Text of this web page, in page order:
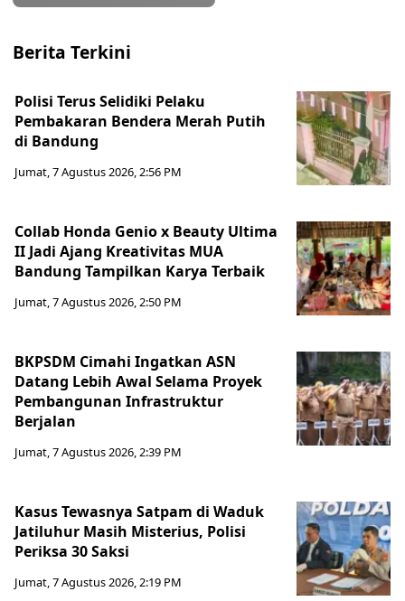
Berita Terkini
Polisi Terus Selidiki Pelaku
Pembakaran Bendera Merah Putih
di Bandung
Jumat, 7 Agustus 2026, 2:56 PM
Collab Honda Genio x Beauty Ultima
II Jadi Ajang Kreativitas MUA
Bandung Tampilkan Karya Terbaik
Jumat, 7 Agustus 2026, 2:50 PM
BKPSDM Cimahi Ingatkan ASN
Datang Lebih Awal Selama Proyek
Pembangunan Infrastruktur
Berjalan
Jumat, 7 Agustus 2026, 2:39 PM
Kasus Tewasnya Satpam di Waduk
Jatiluhur Masih Misterius, Polisi
Periksa 30 Saksi
Jumat, 7 Agustus 2026, 2:19 PM